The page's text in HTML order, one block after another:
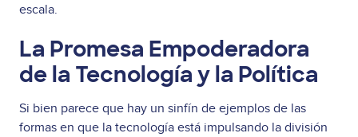
escala.
La Promesa Empoderadora
de la Tecnología y la Política
Si bien parece que hay un sinfín de ejemplos de las
formas en que la tecnología está impulsando la división